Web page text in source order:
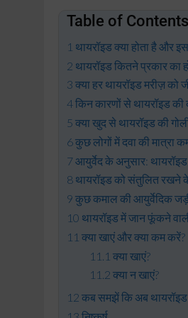
Table of Contents
थायरॉइड क्या होता है और
थायरॉइड कितने प्रकार का
क्या हर थायरॉइड मरीज़ को
किन कारणों से थायरॉइड की
क्या खुद से थायरॉइड की
कुछ लोगों में दवा की मात्रा
आयुर्वेद के अनुसार:
थायरॉइड को संतुलित रखने
कुछ कमाल की आयुर्वेदिक
थायरॉइड में जान फूंकने
क्या खाएं और क्या कम करें?
क्या खाएं?
क्या न खाएं?
कब समझें कि अब थायरॉइड